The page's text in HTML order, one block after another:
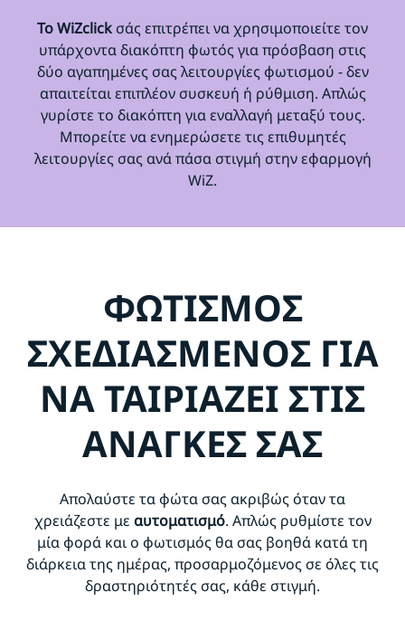
Το WiZclick σάς επιτρέπει να χρησιμοποιείτε τον
υπάρχοντα διακόπτη φωτός για πρόσβαση στις
δύο αγαπημένες σας λειτουργίες φωτισμού - δεν
απαιτείται επιπλέον συσκευή ή ρύθμιση. Απλώς
γυρίστε το διακόπτη για εναλλαγή μεταξύ τους.
Μπορείτε να ενημερώσετε τις επιθυμητές
λειτουργίες σας ανά πάσα στιγμή στην εφαρμογή
WiZ.
ΦΩΤΙΣΜΟΣ
ΣΧΕΔΙΑΣΜΕΝΟΣ ΓΙΑ
ΝΑ ΤΑΙΡΙΑΖΕΙ ΣΤΙΣ
ΑΝΑΓΚΕΣ ΣΑΣ
Απολαύστε τα φώτα σας ακριβώς όταν τα
χρειάζεστε με αυτοματισμό. Απλώς ρυθμίστε τον
μία φορά και ο φωτισμός θα σας βοηθά κατά τη
διάρκεια της ημέρας, προσαρμοζόμενος σε όλες τις
δραστηριότητές σας, κάθε στιγμή.